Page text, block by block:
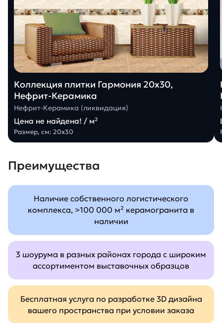
Коллекция плитки Гармония 20х30,
Нефрит-Керамика
Нефрит-Керамика (ликвидация)
Цена не найдена! / м²
Размер, см: 20х30
Преимущества
Наличие собственного логистического
комплекса, >100 000 м² керамогранита в
наличии
3 шоурума в разных районах города с широким
ассортиментом выставочных образцов
Бесплатная услуга по разработке 3D дизайна
вашего пространства при условии заказа